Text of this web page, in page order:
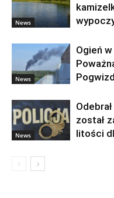
News
News
Ogień
News
został
litości